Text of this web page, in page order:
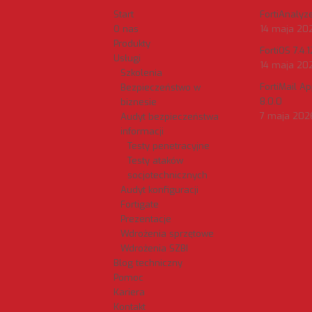
Start
O nas
Produkty
Usługi
Szkolenia
Bezpieczeństwo w
biznesie
Audyt bezpieczeństwa
informacji
Testy penetracyjne
Testy ataków
socjotechnicznych
Audyt konfiguracji
Fortigate
Prezentacje
Wdrożenia sprzętowe
Wdrożenia SZBI
Blog techniczny
Pomoc
Kariera
Kontakt
14 maja
FortiOS
14 maja
FortiMail
8.0.0
7 maja